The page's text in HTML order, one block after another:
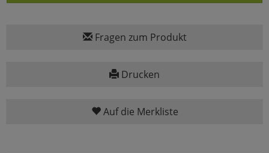
Fragen zum Produkt
Drucken
Auf die Merkliste